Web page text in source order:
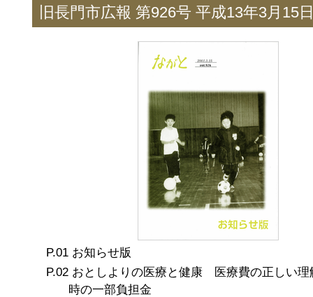
旧長門市広報 第926号 平成13年3月15
お知らせ版
おとしよりの医療と健康 医療費の正しい
時の一部負担金